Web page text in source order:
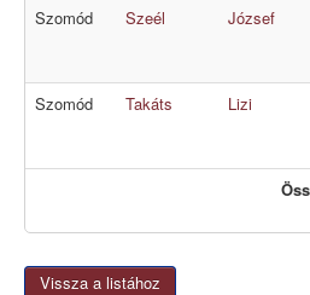
Szomód Szeél József
Szomód Takáts Lizi
Vissza a listához